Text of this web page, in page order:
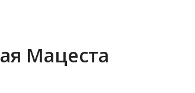
Мацеста